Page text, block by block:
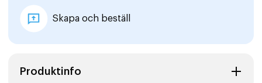
Skapa och beställ
Produktinfo